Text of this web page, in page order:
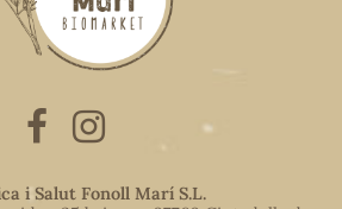
i Salut Fonoll Marí S.L.